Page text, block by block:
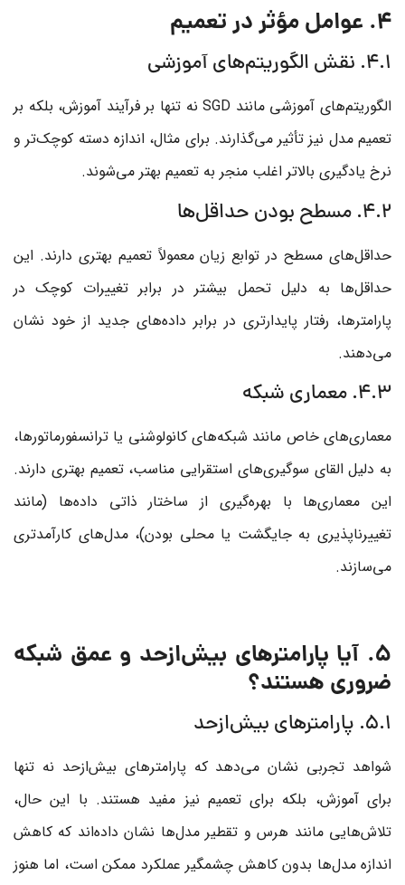
4. عوامل مؤثر در تعمیم
4.1. نقش الگوریتم‌های آموزشی
الگوریتم‌های آموزشی مانند SGD نه تنها بر فرآیند آموزش، بلکه بر
تعمیم مدل نیز تأثیر می‌گذارند. برای مثال، اندازه دسته کوچک‌تر و
نرخ یادگیری بالاتر اغلب منجر به تعمیم بهتر می‌شوند.
4.2. مسطح بودن حداقل‌ها
حداقل‌های مسطح در توابع زیان معمولاً تعمیم بهتری دارند. این
حداقل‌ها به دلیل تحمل بیشتر در برابر تغییرات کوچک در
پارامترها، رفتار پایدارتری در برابر داده‌های جدید از خود نشان
می‌دهند.
4.3. معماری شبکه
معماری‌های خاص مانند شبکه‌های کانولوشنی یا ترانسفورماتورها،
به دلیل القای سوگیری‌های استقرایی مناسب، تعمیم بهتری دارند.
این معماری‌ها با بهره‌گیری از ساختار ذاتی داده‌ها (مانند
تغییرناپذیری به جایگشت یا محلی بودن)، مدل‌های کارآمدتری
می‌سازند.
5. آیا پارامترهای بیش‌ازحد و عمق شبکه
ضروری هستند؟
5.1. پارامترهای بیش‌ازحد
شواهد تجربی نشان می‌دهد که پارامترهای بیش‌ازحد نه تنها
برای آموزش، بلکه برای تعمیم نیز مفید هستند. با این حال،
تلاش‌هایی مانند هرس و تقطیر مدل‌ها نشان داده‌اند که کاهش
اندازه مدل‌ها بدون کاهش چشمگیر عملکرد ممکن است، اما هنوز